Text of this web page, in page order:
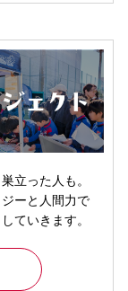
立った人も。
ーと人間力で
ていきます。